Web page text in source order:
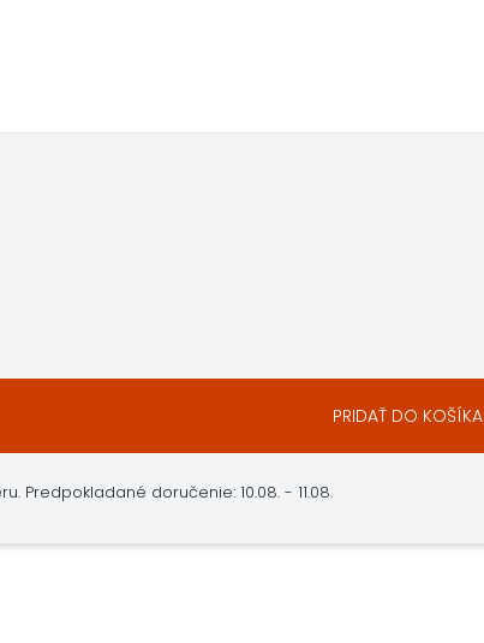
PRIDAŤ DO KOŠÍKA
Predpokladané doručenie: 10.08. - 11.08.